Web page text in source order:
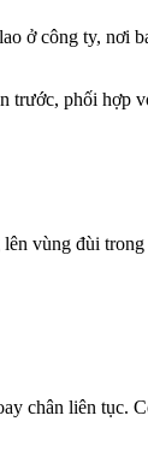
ở công ty, nơi
trước, phối hợp
vùng đùi
chân liên tục.